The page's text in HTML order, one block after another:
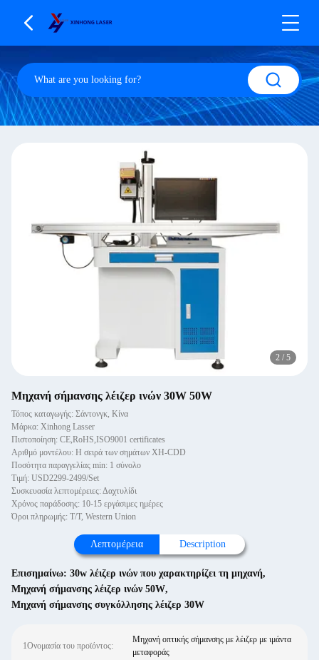
2 / 5
Μηχανή σήμανσης λέιζερ ινών 30W 50W
Τόπος καταγωγής: Σάντονγκ, Κίνα
Μάρκα: Xinhong Lasser
Πιστοποίηση: CE,RoHS,ISO9001 certificates
Αριθμό μοντέλου: Η σειρά των σημάτων XH-CDD
Ποσότητα παραγγελίας min: 1 σύνολο
Τιμή: USD2299-2499/Set
Συσκευασία λεπτομέρειες: Δαχτυλίδι
Χρόνος παράδοσης: 10-15 εργάσιμες ημέρες
Όροι πληρωμής: T/T, Western Union
Λεπτομέρεια Description
Επισημαίνω: 30w λέιζερ ινών που χαρακτηρίζει τη μηχανή,
Μηχανή σήμανσης λέιζερ ινών 50W,
Μηχανή σήμανσης συγκόλλησης λέιζερ 30W
1Ονομασία του προϊόντος:
Μηχανή οπτικής σήμανσης με λέιζερ με ιμάντα
μεταφοράς